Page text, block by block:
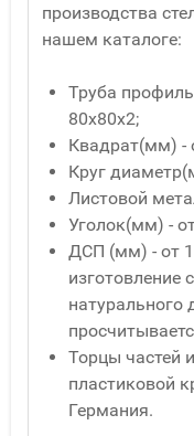
производства
нашем каталоге:
Труба
80x80x2;
Квадрат(мм) -
Круг
Листовой
Уголок(мм) -
ДСП (мм) - от
изготовление
натурального
Торцы частей
пластиковой
Германия.